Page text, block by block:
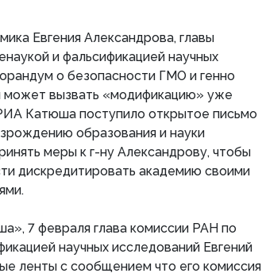
Евгения Александрова, главы
и фальсификацией научных
о безопасности ГМО и генно
может вызвать «модификацию» уже
Катюша поступило открытое письмо
образования и науки
меры к г-ну Александрову, чтобы
дискредитировать академию своими
7 февраля глава комиссии РАН по
научных исследований Евгений
ленты с сообщением что его комиссия